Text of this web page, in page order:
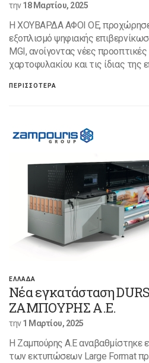
την18 Μαρτίου, 2025
H ΧΟΥΒΑΡΔΑ ΑΦΟΙ ΟΕ,
εξοπλισμό ψηφιακής
MGI, ανοίγοντας νέες
χαρτοφυλακίου και τις ίδιας της
ΠΕΡΙΣΣΟΤΕΡΑ
ΕΛΛΑΔΑ
Νέα εγκατάσταση
ΖΑΜΠΟΥΡΗΣ Α.Ε.
την1 Μαρτίου, 2025
Η Ζαμπούρης Α.Ε αναβαθμίστηκε
των εκτυπώσεων Large Format